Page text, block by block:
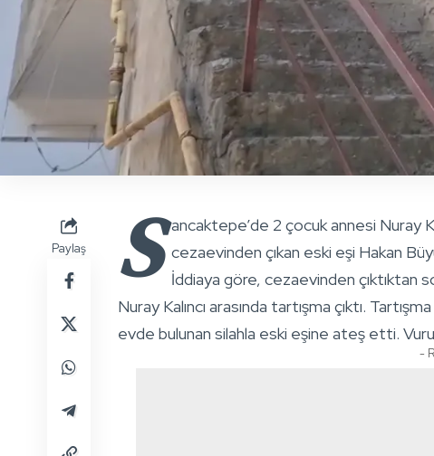
Paylaş S ancaktepe’de 2 çocuk annesi Nuray
cezaevinden çıkan eski eşi Hakan
İddiaya göre, cezaevinden çıktıktan
Nuray Kalıncı arasında tartışma çıktı.
evde bulunan silahla eski eşine ateş etti.
-